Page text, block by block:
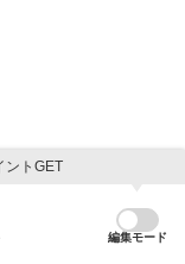
ントGET
編集モード